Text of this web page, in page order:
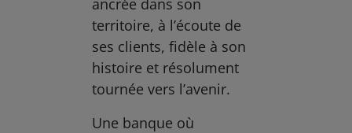
territoire, à l’écoute de
ses clients, fidèle à son
histoire et résolument
tournée vers l’avenir.
Une banque où